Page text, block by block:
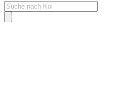
Products
search